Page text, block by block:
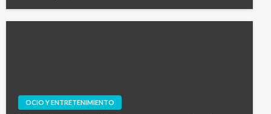
OCIO Y ENTRETENIMIENTO